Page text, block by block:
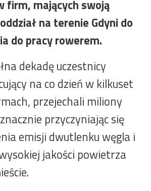
firm, mających swoją
na terenie Gdyni do
do pracy rowerem.
dekadę uczestnicy
na co dzień w kilkuset
przejechali miliony
przyczyniając się
emisji dwutlenku węgla i
jakości powietrza